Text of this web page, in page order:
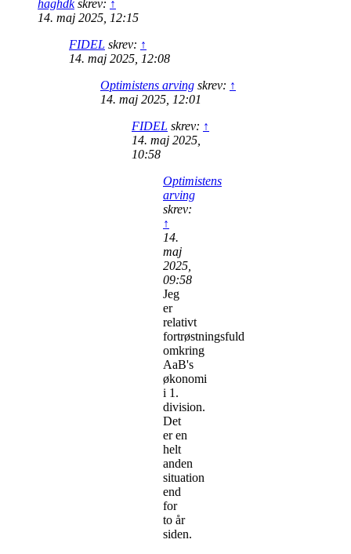
haghdkskrev: ↑
14. maj 2025, 12:15
FIDEL skrev: ↑
14. maj 2025, 12:08
Optimistens arving skrev: ↑
14. maj 2025, 12:01
FIDEL skrev: ↑
14. maj 2025,
10:58
Optimistens
arving
skrev:
↑
14.
maj
2025,
09:58
Jeg
er
relativt
fortrøstningsfuld
omkring
AaB's
økonomi
i 1.
division.
Det
er en
helt
anden
situation
end
for
to år
siden.